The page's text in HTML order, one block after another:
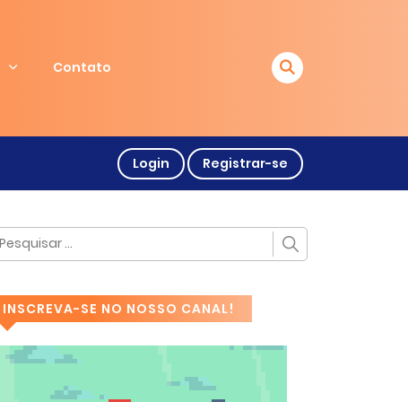
Contato
Login Registrar-se
INSCREVA-SE NO NOSSO CANAL!